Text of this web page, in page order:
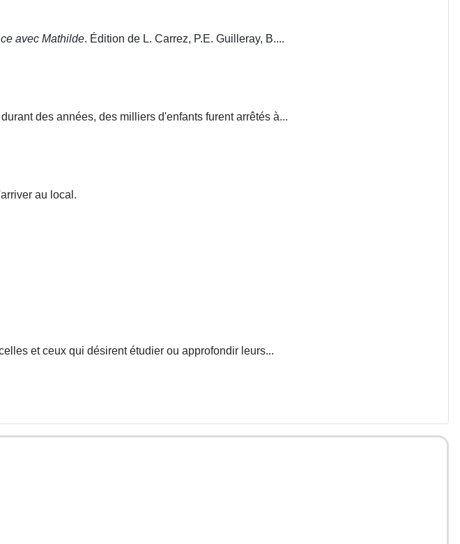
avec Mathilde. Édition de L. Carrez, P.E. Guilleray, B....
des années, des milliers d'enfants furent arrêtés à...
au local.
et ceux qui désirent étudier ou approfondir leurs...